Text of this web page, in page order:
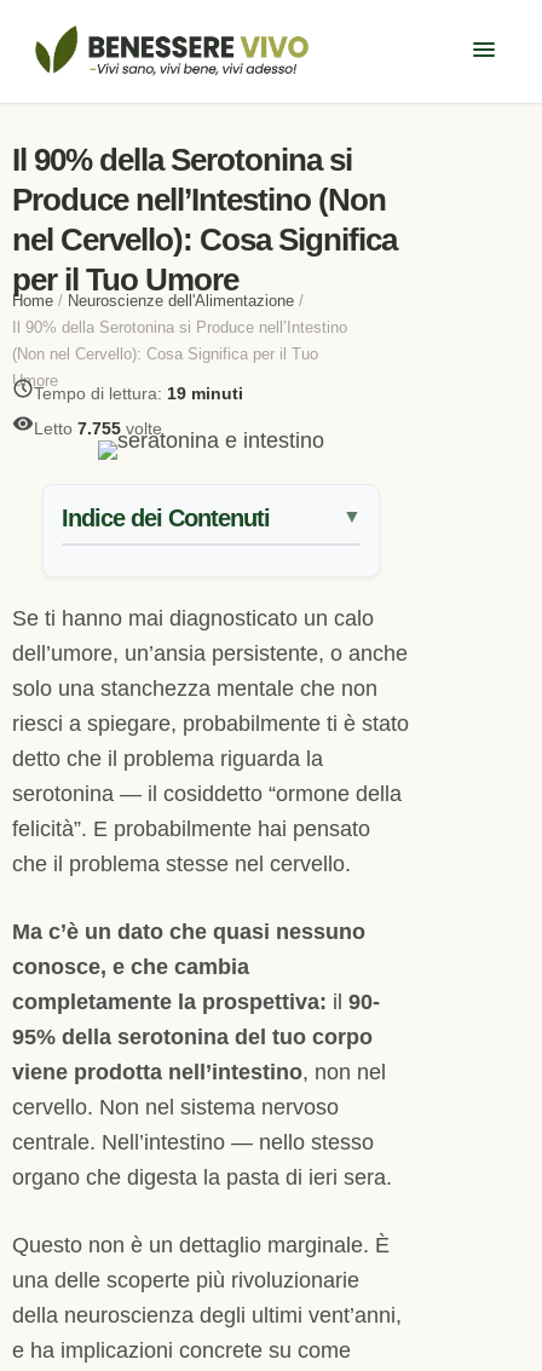
Il 90% della Serotonina si
Produce nell’Intestino (Non
nel Cervello): Cosa Significa
per il Tuo Umore
Home / Neuroscienze dell'Alimentazione /
Il 90% della Serotonina si Produce nell’Intestino
(Non nel Cervello): Cosa Significa per il Tuo
Umore
Tempo di lettura: 19 minuti
Letto 7.755 volte
Indice dei Contenuti ▼
Se ti hanno mai diagnosticato un calo
dell’umore, un’ansia persistente, o anche
solo una stanchezza mentale che non
riesci a spiegare, probabilmente ti è stato
detto che il problema riguarda la
serotonina — il cosiddetto “ormone della
felicità”. E probabilmente hai pensato
che il problema stesse nel cervello.
Ma c’è un dato che quasi nessuno
conosce, e che cambia
completamente la prospettiva: il 90-
95% della serotonina del tuo corpo
viene prodotta nell’intestino, non nel
cervello. Non nel sistema nervoso
centrale. Nell’intestino — nello stesso
organo che digesta la pasta di ieri sera.
Questo non è un dettaglio marginale. È
una delle scoperte più rivoluzionarie
della neuroscienza degli ultimi vent’anni,
e ha implicazioni concrete su come